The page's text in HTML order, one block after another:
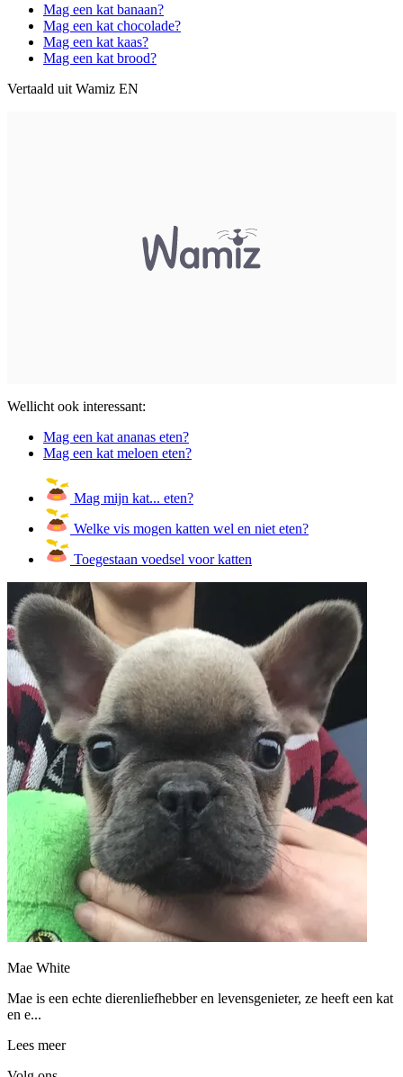
Mag een kat banaan?
Mag een kat chocolade?
Mag een kat kaas?
Mag een kat brood?
Vertaald uit Wamiz EN
Wellicht ook interessant:
Mag een kat ananas eten?
Mag een kat meloen eten?
Mag mijn kat... eten?
Welke vis mogen katten wel en niet eten?
Toegestaan voedsel voor katten
Mae White
Mae is een echte dierenliefhebber en levensgenieter, ze heeft een kat
en e...
Lees meer